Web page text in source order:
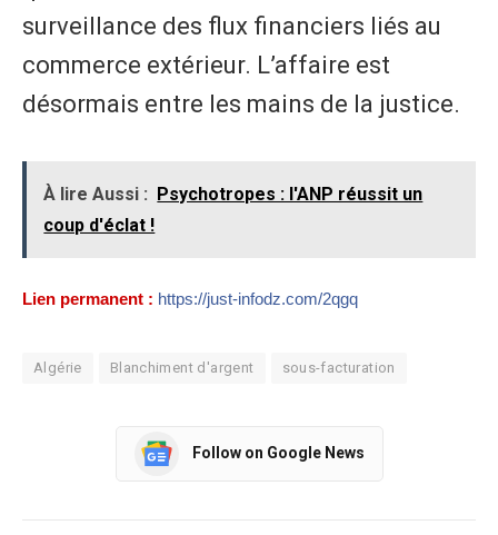
surveillance des flux financiers liés au
commerce extérieur. L’affaire est
désormais entre les mains de la justice.
À lire Aussi : Psychotropes : l'ANP réussit un
coup d'éclat !
Lien permanent : https://just-infodz.com/2qgq
Algérie Blanchiment d'argent sous-facturation
Follow on Google News